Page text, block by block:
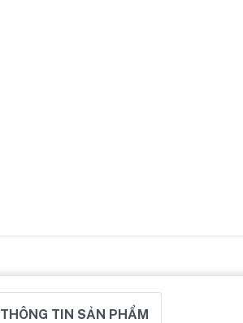
THÔNG TIN SẢN PHẨM